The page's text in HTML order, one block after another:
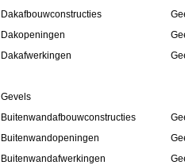
Dakafbouwconstructies
Dakopeningen
Dakafwerkingen
Gevels
Buitenwandafbouwconstructies
Buitenwandopeningen
Buitenwandafwerkingen